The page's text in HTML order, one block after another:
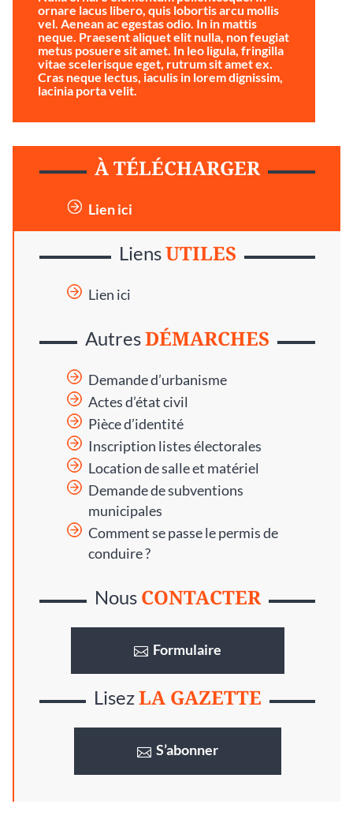
ornare lacus libero, quis lobortis arcu mollis
vel. Aenean ac egestas odio. In in mattis
neque. Praesent aliquet elit nulla, non feugiat
metus posuere sit amet. In leo ligula, fringilla
vitae scelerisque eget, rutrum sit amet ex.
Cras neque lectus, iaculis in lorem dignissim,
lacinia porta velit.
À TÉLÉCHARGER
Lien ici
LiensUTILES
Lien ici
AutresDÉMARCHES
Demande d’urbanisme
Actes d’état civil
Pièce d’identité
Inscription listes électorales
Location de salle et matériel
Demande de subventions
municipales
Comment se passe le permis de
conduire ?
Nous CONTACTER
Formulaire
LisezLA GAZETTE
S’abonner